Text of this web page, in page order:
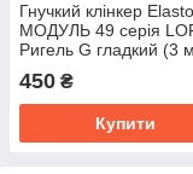
Гнучкий клінкер
МОДУЛЬ 49 серія
Ригель G гладкий (3
450 ₴
Купити